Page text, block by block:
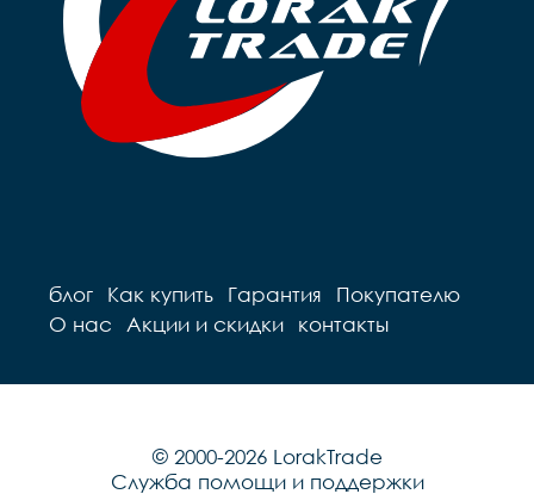
блог Как купить Гарантия
Покупателю
О нас
Акции и скидки контакты
© 2000-2026 LorakTrade
Служба помощи и поддержки